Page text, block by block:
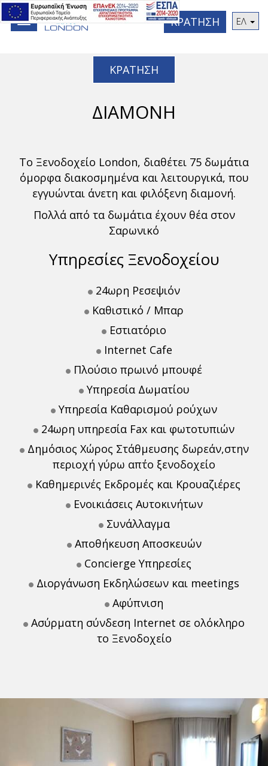
ΚΡΑΤΗΣΗ ΕΛ
Toggle
ΚΡΑΤΗΣΗ
ΔΙΑΜΟΝΗ
Το Ξενοδοχείο London, διαθέτει 75 δωμάτια
όμορφα διακοσμημένα και λειτουργικά, που
εγγυώνται άνετη και φιλόξενη διαμονή.
Πολλά από τα δωμάτια έχουν θέα στον
Σαρωνικό
Υπηρεσίες Ξενοδοχείου
24ωρη Ρεσεψιόν
Καθιστικό / Μπαρ
Εστιατόριο
Internet Cafe
Πλούσιο πρωινό μπουφέ
Υπηρεσία Δωματίου
Υπηρεσία Καθαρισμού ρούχων
24ωρη υπηρεσία Fax και φωτοτυπιών
Δημόσιος Χώρος Στάθμευσης δωρεάν,στην
περιοχή γύρω απ΄το ξενοδοχείο
Καθημερινές Εκδρομές και Κρουαζιέρες
Ενοικιάσεις Αυτοκινήτων
Συνάλλαγμα
Αποθήκευση Αποσκευών
Concierge Υπηρεσίες
Διοργάνωση Εκδηλώσεων και meetings
Αφύπνιση
Ασύρματη σύνδεση Internet σε ολόκληρο
το Ξενοδοχείο